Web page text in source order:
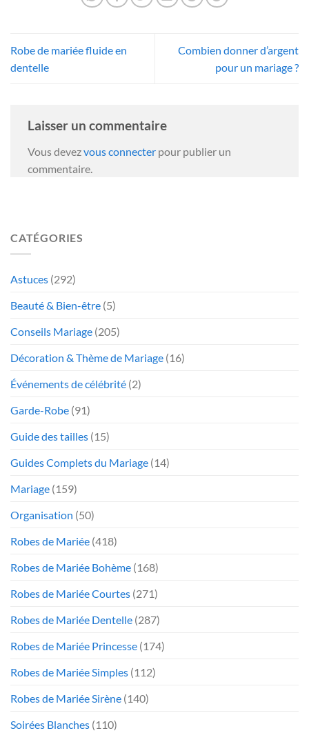
Robe de mariée fluide en
dentelle
Combien donner d’argent
pour un mariage ?
Laisser un commentaire
Vous devezvous connecter pour publier un
commentaire.
CATÉGORIES
Astuces (292)
Beauté & Bien-être (5)
Conseils Mariage (205)
Décoration & Thème de Mariage (16)
Événements de célébrité (2)
Garde-Robe (91)
Guide des tailles (15)
Guides Complets du Mariage (14)
Mariage (159)
Organisation (50)
Robes de Mariée (418)
Robes de Mariée Bohème (168)
Robes de Mariée Courtes (271)
Robes de Mariée Dentelle (287)
Robes de Mariée Princesse (174)
Robes de Mariée Simples (112)
Robes de Mariée Sirène (140)
Soirées Blanches (110)